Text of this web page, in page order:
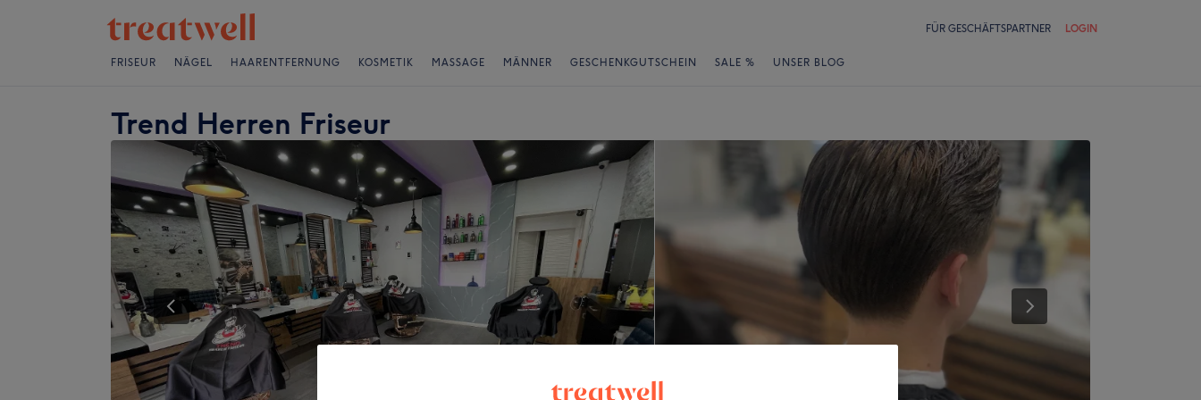
FÜR GESCHÄFTSPARTNER LOGIN
FRISEUR NÄGEL HAARENTFERNUNG KOSMETIK MASSAGE MÄNNER GESCHENKGUTSCHEIN SALE % UNSER BLOG
Trend Herren Friseur